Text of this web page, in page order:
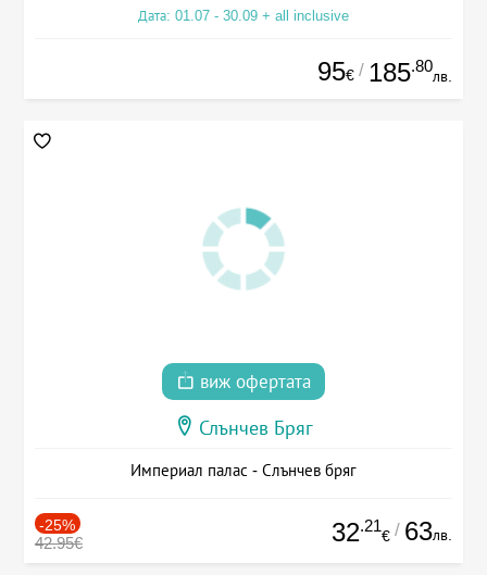
Дата: 01.07 - 30.09 + all inclusive
95€ / 185.80
лв.
виж офертата
Слънчев Бряг
Империал палас - Слънчев бряг
-25%
42.95€ 32.21
€ / 63лв.